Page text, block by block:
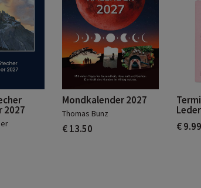
2027
Mondkalender 2027
Thomas Bunz
€ 13.50
€ 9.99